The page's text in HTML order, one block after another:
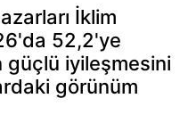
İklim
52,2'ye
güçlü iyileşmesini
görünüm